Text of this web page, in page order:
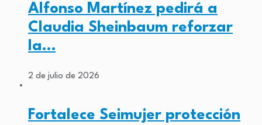
Alfonso Martínez pedirá a
Claudia Sheinbaum reforzar
la…
2 de julio de 2026
Fortalece Seimujer protección